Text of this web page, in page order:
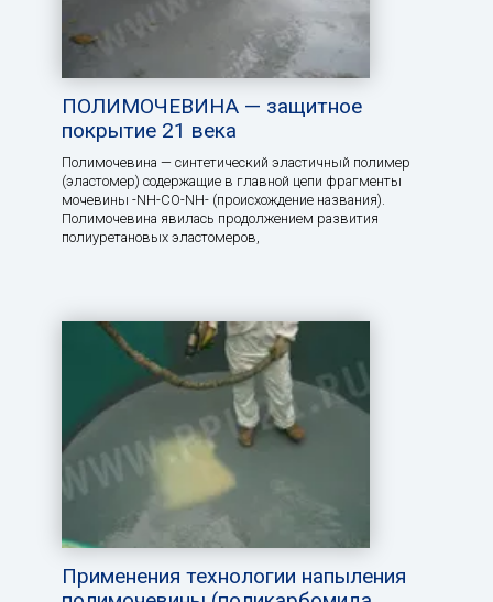
ПОЛИМОЧЕВИНА — защитное
покрытие 21 века
Полимочевина — синтетический эластичный полимер
(эластомер) содержащие в главной цепи фрагменты
мочевины -NH-CO-NH- (происхождение названия).
Полимочевина явилась продолжением развития
полиуретановых эластомеров,
Применения технологии напыления